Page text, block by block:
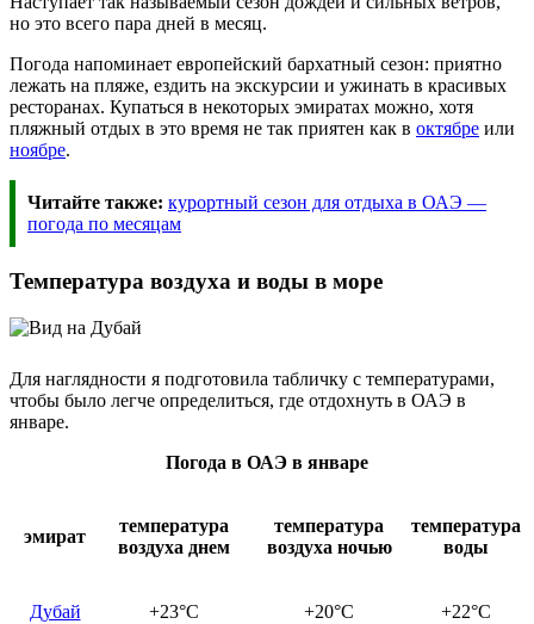
но это всего пара дней в месяц.
Погода напоминает европейский бархатный сезон: приятно
лежать на пляже, ездить на экскурсии и ужинать в красивых
ресторанах. Купаться в некоторых эмиратах можно, хотя
пляжный отдых в это время не так приятен как в октябре или
ноябре.
Читайте также: курортный сезон для отдыха в ОАЭ —
погода по месяцам
Температура воздуха и воды в море
Для наглядности я подготовила табличку с температурами,
чтобы было легче определиться, где отдохнуть в ОАЭ в
январе.
Погода в ОАЭ в январе
эмират
температура
воздуха днем
температура
воздуха ночью
температура
воды
Дубай +23°C +20°C +22°C